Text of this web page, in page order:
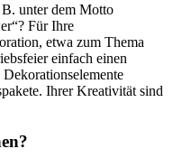
B. unter dem Motto
Für Ihre
etwa zum Thema
einfach einen
Ihrer Kreativität sind